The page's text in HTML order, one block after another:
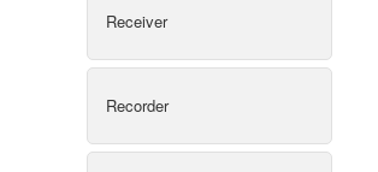
Receiver
Recorder